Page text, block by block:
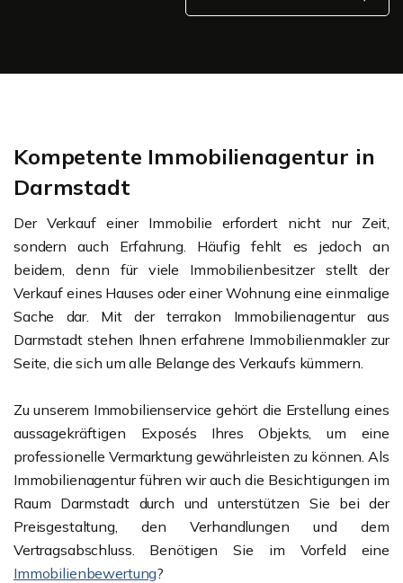
Kompetente Immobilienagentur in
Darmstadt
Der Verkauf einer Immobilie erfordert nicht nur Zeit,
sondern auch Erfahrung. Häufig fehlt es jedoch an
beidem, denn für viele Immobilienbesitzer stellt der
Verkauf eines Hauses oder einer Wohnung eine einmalige
Sache dar. Mit der terrakon Immobilienagentur aus
Darmstadt stehen Ihnen erfahrene Immobilienmakler zur
Seite, die sich um alle Belange des Verkaufs kümmern.
Zu unserem Immobilienservice gehört die Erstellung eines
aussagekräftigen Exposés Ihres Objekts, um eine
professionelle Vermarktung gewährleisten zu können. Als
Immobilienagentur führen wir auch die Besichtigungen im
Raum Darmstadt durch und unterstützen Sie bei der
Preisgestaltung, den Verhandlungen und dem
Vertragsabschluss. Benötigen Sie im Vorfeld eine
Immobilienbewertung?